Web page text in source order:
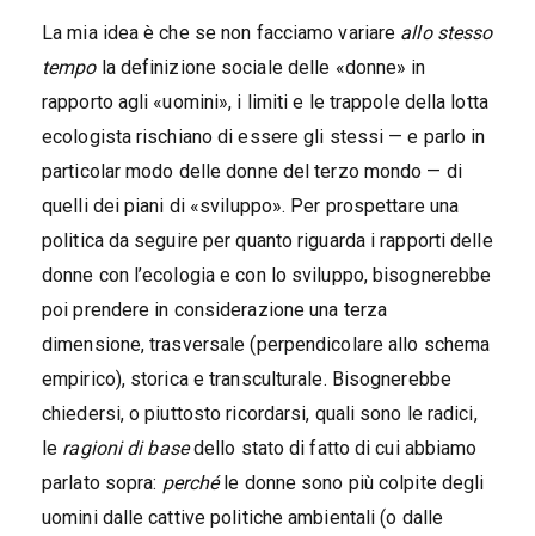
La mia idea è che se non facciamo variare allo stesso
tempola definizione sociale delle «donne» in
rapporto agli «uomini», i limiti e le trappole della lotta
ecologista rischiano di essere gli stessi — e parlo in
particolar modo delle donne del terzo mondo — di
quelli dei piani di «sviluppo». Per prospettare una
politica da seguire per quanto riguarda i rapporti delle
donne con l’ecologia e con lo sviluppo, bisognerebbe
poi prendere in considerazione una terza
dimensione, trasversale (perpendicolare allo schema
empirico), storica e transculturale. Bisognerebbe
chiedersi, o piuttosto ricordarsi, quali sono le radici,
le ragioni di basedello stato di fatto di cui abbiamo
parlato sopra: perchéle donne sono più colpite degli
uomini dalle cattive politiche ambientali (o dalle